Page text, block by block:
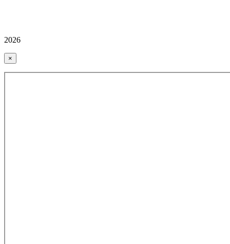
2026
×